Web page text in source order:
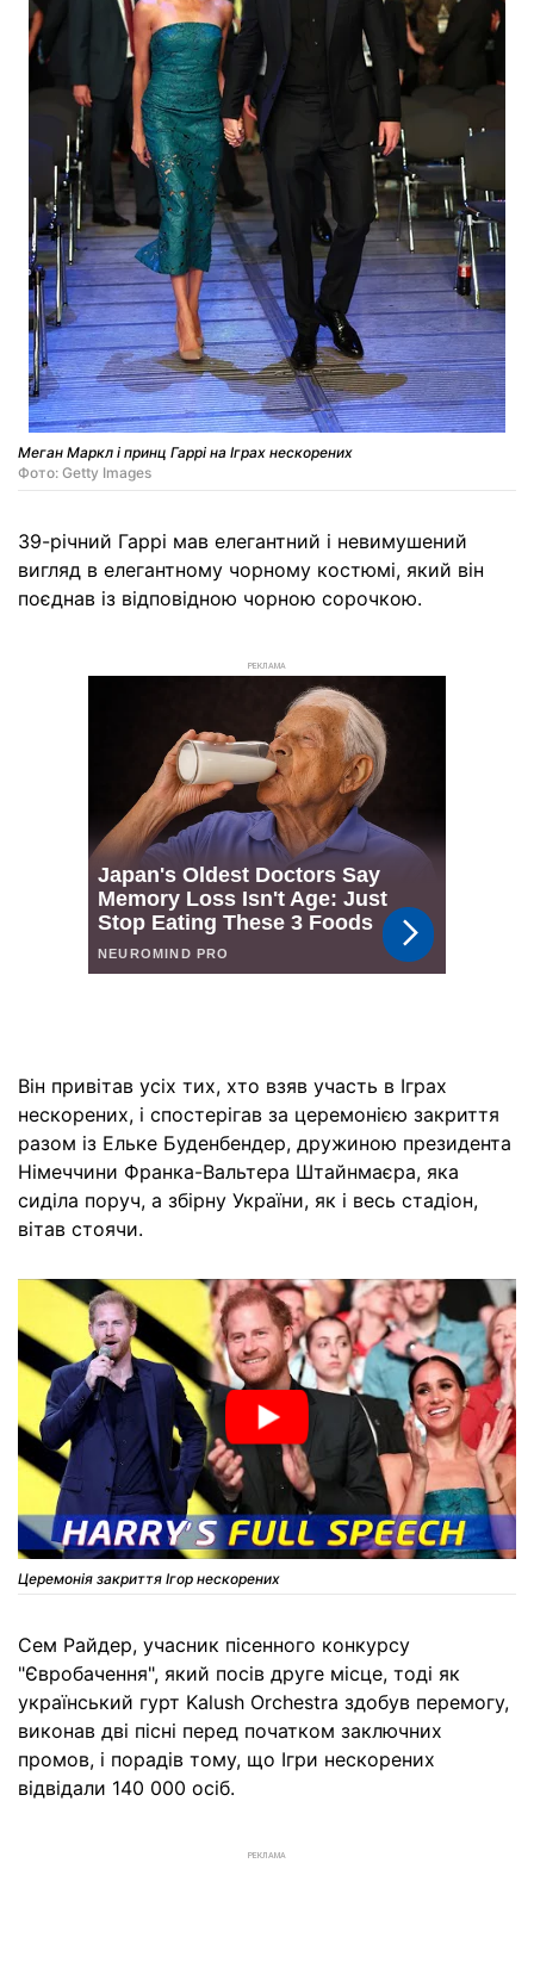
Меган Маркл і принц Гаррі на Іграх нескорених
Фото: Getty Images
39-річний Гаррі мав елегантний і невимушений
вигляд в елегантному чорному костюмі, який він
поєднав із відповідною чорною сорочкою.
РЕКЛАМА
Він привітав усіх тих, хто взяв участь в Іграх
нескорених, і спостерігав за церемонією закриття
разом із Ельке Буденбендер, дружиною президента
Німеччини Франка-Вальтера Штайнмаєра, яка
сиділа поруч, а збірну України, як і весь стадіон,
вітав стоячи.
Церемонія закриття Ігор нескорених
Сем Райдер, учасник пісенного конкурсу
"Євробачення", який посів друге місце, тоді як
український гурт Kalush Orchestra здобув перемогу,
виконав дві пісні перед початком заключних
промов, і порадів тому, що Ігри нескорених
відвідали 140 000 осіб.
РЕКЛАМА